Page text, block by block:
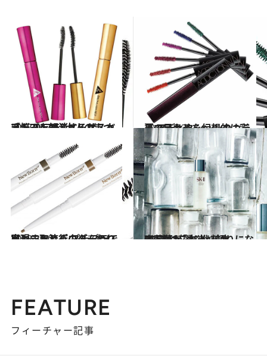
2017.12.20
プチプラコスメ・ザ・ベスト2017(6) 大人のまつ毛悩みを解消するマスカラ
ビューティ＆ヘルス 2018.6.23
夏の目もとを幻想的に彩る アディクションのカラーマスカラ
ビューティ＆ヘルス
2018.3.30
ペンシルとパウダーのいいとこ取り！ プチプラで実現する流行のふんわり眉
ビューティ＆ヘルス 2017.3.7
齋藤薫が選ぶ化粧水BEST12「本当に頼りになる1本はこれ！」
ビューティ＆ヘルス
FEATURE
フィーチャー記事